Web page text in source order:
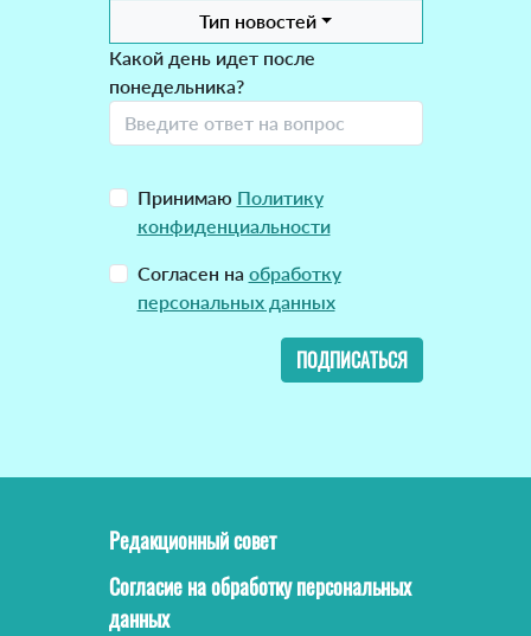
Тип новостей
Какой день идет после
понедельника?
Принимаю Политику
конфиденциальности
Согласен на обработку
персональных данных
ПОДПИСАТЬСЯ
Редакционный совет
Согласие на обработку персональных
данных